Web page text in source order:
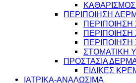
ΠΕΡΙΠΟΙΗΣΗ
ΠΕΡΙΠΟΙΗΣΗ
ΠΕΡΙΠΟΙΗΣΗ
ΣΤΟΜΑΤΙΚΗ
ΠΡΟΣΤΑΣΙΑ
ΕΙΔΙΚΕΣ
ΙΑΤΡΙΚΑ-ΑΝΑΛΩΣΙΜΑ